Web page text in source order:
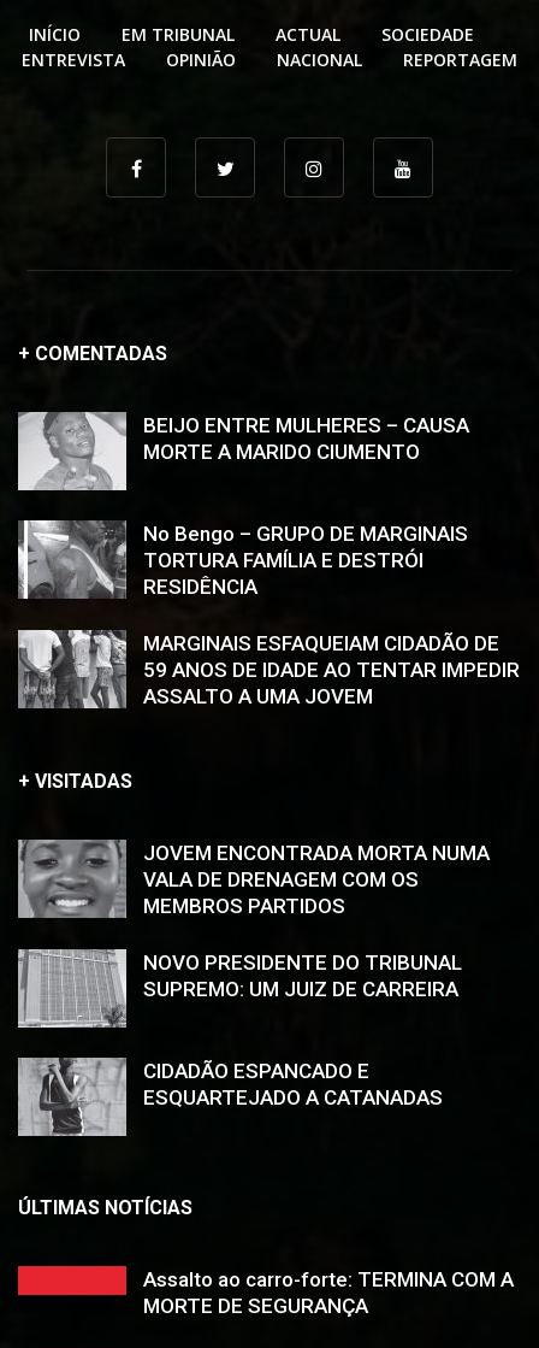
INÍCIO EM TRIBUNAL ACTUAL
SOCIEDADE
ENTREVISTA
OPINIÃO NACIONAL REPORTAGEM
+ COMENTADAS
BEIJO ENTRE MULHERES – CAUSA
MORTE A MARIDO CIUMENTO
No Bengo – GRUPO DE MARGINAIS
TORTURA FAMÍLIA E DESTRÓI
RESIDÊNCIA
MARGINAIS ESFAQUEIAM CIDADÃO DE
59 ANOS DE IDADE AO TENTAR IMPEDIR
ASSALTO A UMA JOVEM
+ VISITADAS
JOVEM ENCONTRADA MORTA NUMA
VALA DE DRENAGEM COM OS
MEMBROS PARTIDOS
NOVO PRESIDENTE DO TRIBUNAL
SUPREMO: UM JUIZ DE CARREIRA
CIDADÃO ESPANCADO E
ESQUARTEJADO A CATANADAS
ÚLTIMAS NOTÍCIAS
Assalto ao carro-forte: TERMINA COM A
MORTE DE SEGURANÇA